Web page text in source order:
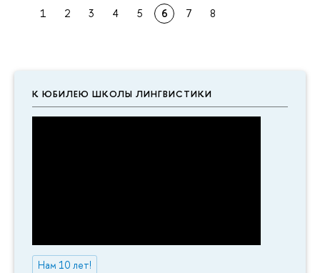
К ЮБИЛЕЮ ШКОЛЫ ЛИНГВИСТИКИ
Нам 10 лет!
1 2 3 4 5 6 7 8